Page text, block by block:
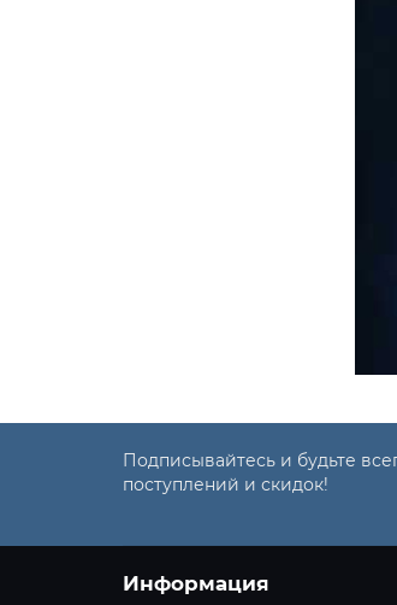
Подписывайтесь и будьте
поступлений и скидок!
Информация